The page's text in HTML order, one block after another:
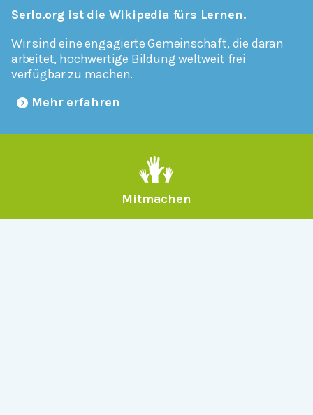
Serlo.org ist die Wikipedia fürs Lernen.
Wir sind eine engagierte Gemeinschaft, die daran
arbeitet, hochwertige Bildung weltweit frei
verfügbar zu machen.
Mehr erfahren
Mitmachen